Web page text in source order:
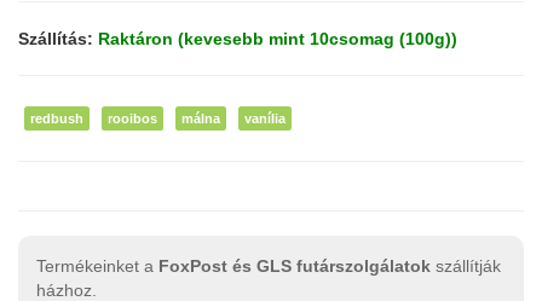
Szállítás: Raktáron (kevesebb mint 10csomag (100g))
redbush rooibos málna vanília
Termékeinket a FoxPost és GLS futárszolgálatok szállítják
házhoz.